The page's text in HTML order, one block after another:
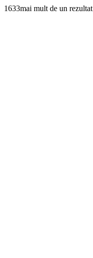
1633mai mult de un rezultat